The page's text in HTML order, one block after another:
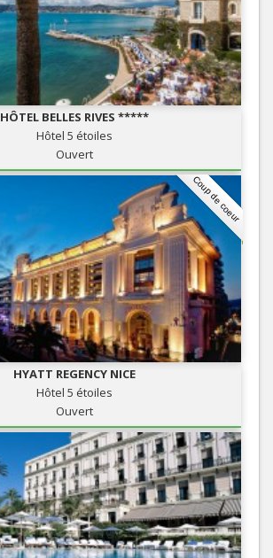
HÔTEL BELLES RIVES *****
Hôtel 5 étoiles
Ouvert
Coup de coeur
HYATT REGENCY NICE
Hôtel 5 étoiles
Ouvert